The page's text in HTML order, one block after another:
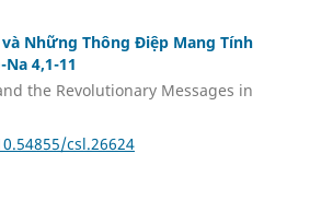
Những Thông Điệp Mang Tính
4,1-11
the Revolutionary Messages in
csl.26624